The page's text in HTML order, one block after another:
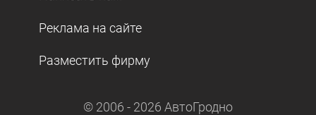
Реклама на сайте
Разместить фирму
© 2006 - 2026 АвтоГродно